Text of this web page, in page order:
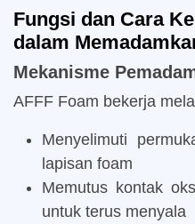
Fungsi dan Cara
dalam
Mekanisme
AFFF Foam bekerja
Menyelimuti
lapisan foam
Memutus kontak
untuk terus menyala